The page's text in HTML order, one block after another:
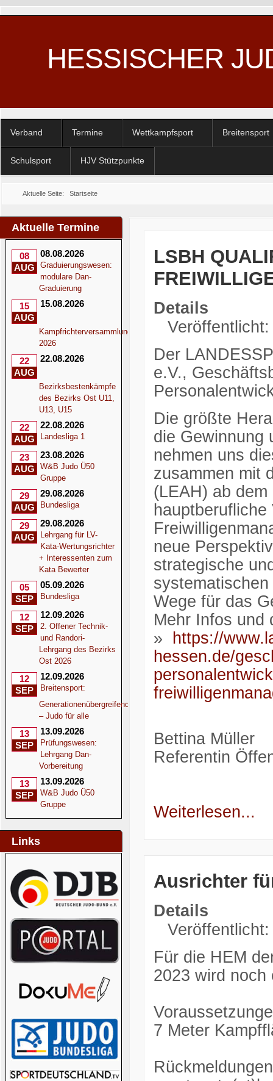
HESSISCHER
Verband Termine Wettkampfsport Breitensport
Schulsport HJV Stützpunkte
Aktuelle Seite: Startseite
Aktuelle Termine
08
AUG
08.08.2026
Graduierungswesen:
modulare Dan-
Graduierung
15
AUG
15.08.2026
Kampfrichterversammlung
2026
22
AUG
22.08.2026
Bezirksbestenkämpfe
des Bezirks Ost U11,
U13, U15
22
AUG
22.08.2026
Landesliga 1
23
AUG
23.08.2026
W&B Judo Ü50
Gruppe
29
AUG
29.08.2026
Bundesliga
29
AUG
29.08.2026
Lehrgang für LV-
Kata-Wertungsrichter
+ Interessenten zum
Kata Bewerter
05
SEP
05.09.2026
Bundesliga
12
SEP
12.09.2026
2. Offener Technik-
und Randori-
Lehrgang des Bezirks
Ost 2026
12
SEP
12.09.2026
Breitensport:
Generationenübergreifend
– Judo für alle
13
SEP
13.09.2026
Prüfungswesen:
Lehrgang Dan-
Vorbereitung
13
SEP
13.09.2026
W&B Judo Ü50
Gruppe
Links
LSBH
Details
Der
e.V.,
Die größte
die Gewinnung
nehmen uns
zusammen mit
(LEAH) ab
neue
strategische
Wege für das
Mehr Infos und
»
https://
hessen.de/
Bettina Müller
Referentin
Weiterlesen...
Ausrichter
Details
Für die HEM
2023 wird
7 Meter